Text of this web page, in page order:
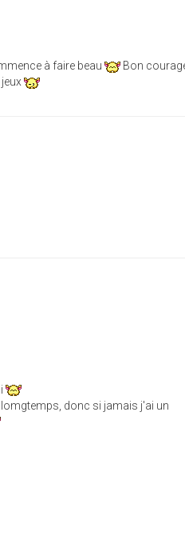
à faire beau
Bon
jeux
lomgtemps, donc si jamais j'ai un